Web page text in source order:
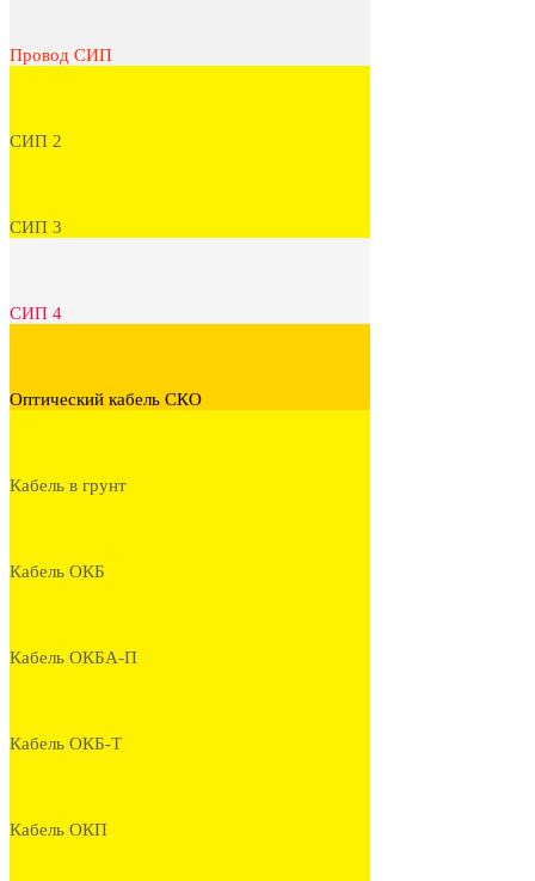
Провод СИП
СИП 2
СИП 3
СИП 4
Оптический кабель СКО
Кабель в грунт
Кабель ОКБ
Кабель ОКБА-П
Кабель ОКБ-Т
Кабель ОКП